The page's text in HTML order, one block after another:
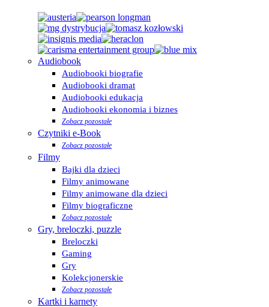
Audiobook
Audiobooki biografie
Audiobooki dramat
Audiobooki edukacja
Audiobooki ekonomia i biznes
Zobacz pozostałe
Czytniki e-Book
Zobacz pozostałe
Filmy
Bajki dla dzieci
Filmy animowane
Filmy animowane dla dzieci
Filmy biograficzne
Zobacz pozostałe
Gry, breloczki, puzzle
Breloczki
Gaming
Gry
Kolekcjonerskie
Zobacz pozostałe
Kartki i karnety